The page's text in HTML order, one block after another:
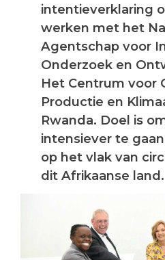
intentieverklaring
werken met het
Agentschap voor
Onderzoek en
Het Centrum voor
Productie en
Rwanda. Doel is
intensiever te
op het vlak van
dit Afrikaanse land.